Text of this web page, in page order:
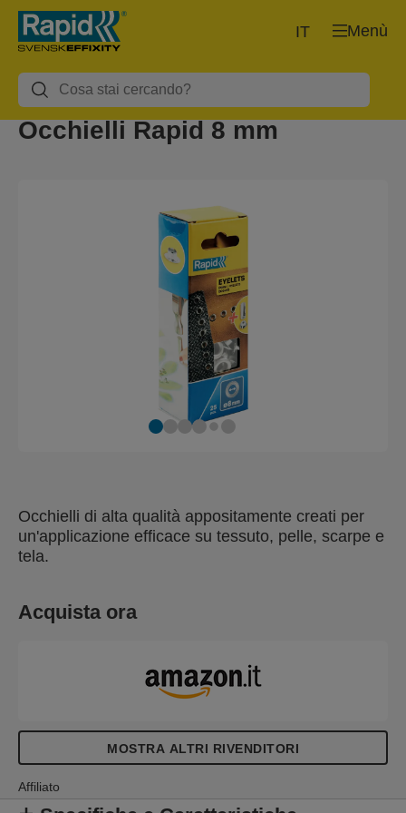
Menù
IT
Occhielli Rapid 8 mm
Occhielli di alta qualità appositamente creati per
un'applicazione efficace su tessuto, pelle, scarpe e
tela.
Acquista ora
MOSTRA ALTRI RIVENDITORI
Affiliato